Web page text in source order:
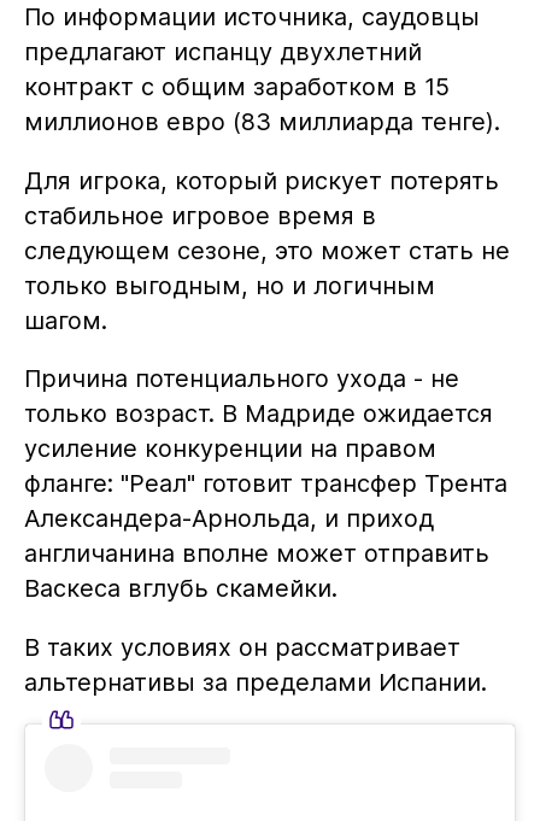
По информации источника, саудовцы
предлагают испанцу двухлетний
контракт с общим заработком в 15
миллионов евро (83 миллиарда тенге).
Для игрока, который рискует потерять
стабильное игровое время в
следующем сезоне, это может стать не
только выгодным, но и логичным
шагом.
Причина потенциального ухода - не
только возраст. В Мадриде ожидается
усиление конкуренции на правом
фланге: "Реал" готовит трансфер Трента
Александера-Арнольда, и приход
англичанина вполне может отправить
Васкеса вглубь скамейки.
В таких условиях он рассматривает
альтернативы за пределами Испании.